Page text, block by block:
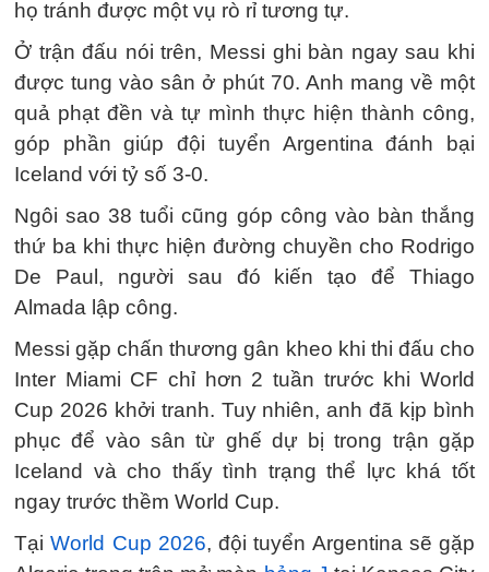
họ tránh được một vụ rò rỉ tương tự.
Ở trận đấu nói trên, Messi ghi bàn ngay sau khi
được tung vào sân ở phút 70. Anh mang về một
quả phạt đền và tự mình thực hiện thành công,
góp phần giúp đội tuyển Argentina đánh bại
Iceland với tỷ số 3-0.
Ngôi sao 38 tuổi cũng góp công vào bàn thắng
thứ ba khi thực hiện đường chuyền cho Rodrigo
De Paul, người sau đó kiến tạo để Thiago
Almada lập công.
Messi gặp chấn thương gân kheo khi thi đấu cho
Inter Miami CF chỉ hơn 2 tuần trước khi World
Cup 2026 khởi tranh. Tuy nhiên, anh đã kịp bình
phục để vào sân từ ghế dự bị trong trận gặp
Iceland và cho thấy tình trạng thể lực khá tốt
ngay trước thềm World Cup.
TạiWorld Cup 2026, đội tuyển Argentina sẽ gặp